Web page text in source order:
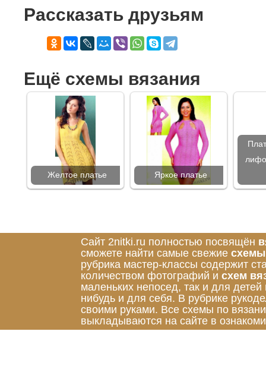
Рассказать друзьям
Ещё схемы вязания
Желтое платье Яркое платье
Сайт 2nitki.ru полностью посвящён
сможете найти самые свежие схемы
рубрика мастер-классы содержит
количеством фотографий и схем
маленьких непосед, так и для
нибудь и для себя. В рубрике
своими руками. Все схемы по
выкладываются на сайте в